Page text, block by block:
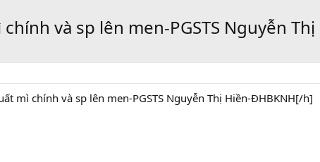
và sp lên men-PGSTS Nguyễn
mì chính và sp lên men-PGSTS Nguyễn Thị Hiền-ĐHBKNH[/h]